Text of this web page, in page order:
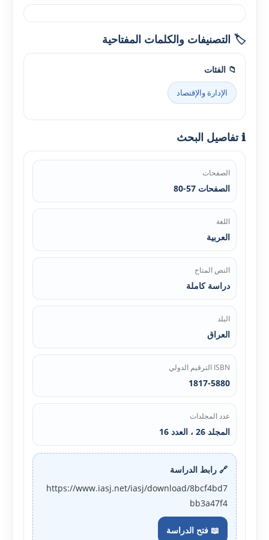
🏷️ التصنيفات والكلمات المفتاحية
📁 الفئات
الإدارة والإقتصاد
ℹ️ تفاصيل البحث
الصفحات
الصفحات 57-80
اللغة
العربية
النص المتاح
دراسة كاملة
البلد
العراق
ISBN الترقيم الدولي
1817-5880
عدد المجلدات
المجلد 26 ، العدد 16
🔗 رابط الدراسة
https://www.iasj.net/iasj/download/8bcf4bd7
bb3a47f4
📖 فتح الدراسة